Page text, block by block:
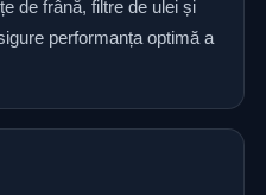
de frână, filtre de ulei și
performanța optimă a